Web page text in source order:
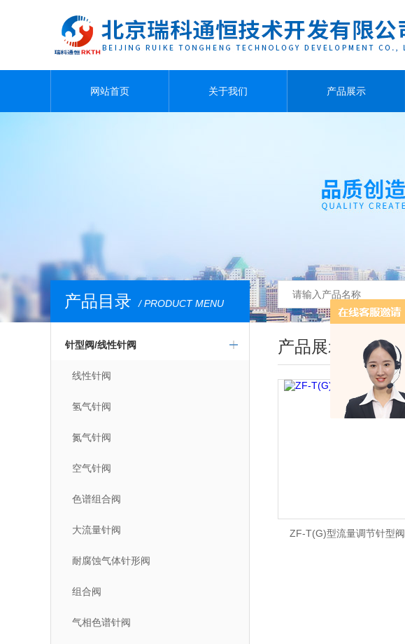
网站首页 关于我们 产品展示
产品目录 / PRODUCT MENU
针型阀/线性针阀
线性针阀
氢气针阀
氮气针阀
空气针阀
色谱组合阀
大流量针阀
耐腐蚀气体针形阀
组合阀
气相色谱针阀
产品展示
ZF-T(G)型流量调节针型阀